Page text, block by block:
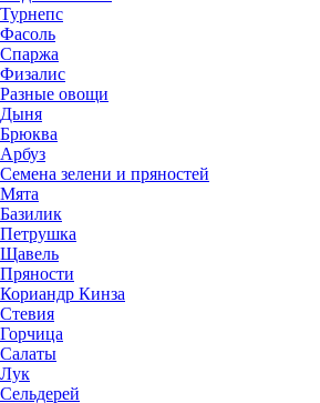
Турнепс
Фасоль
Спаржа
Физалис
Разные овощи
Дыня
Брюква
Арбуз
Семена зелени и пряностей
Мята
Базилик
Петрушка
Щавель
Пряности
Кориандр Кинза
Стевия
Горчица
Салаты
Лук
Сельдерей